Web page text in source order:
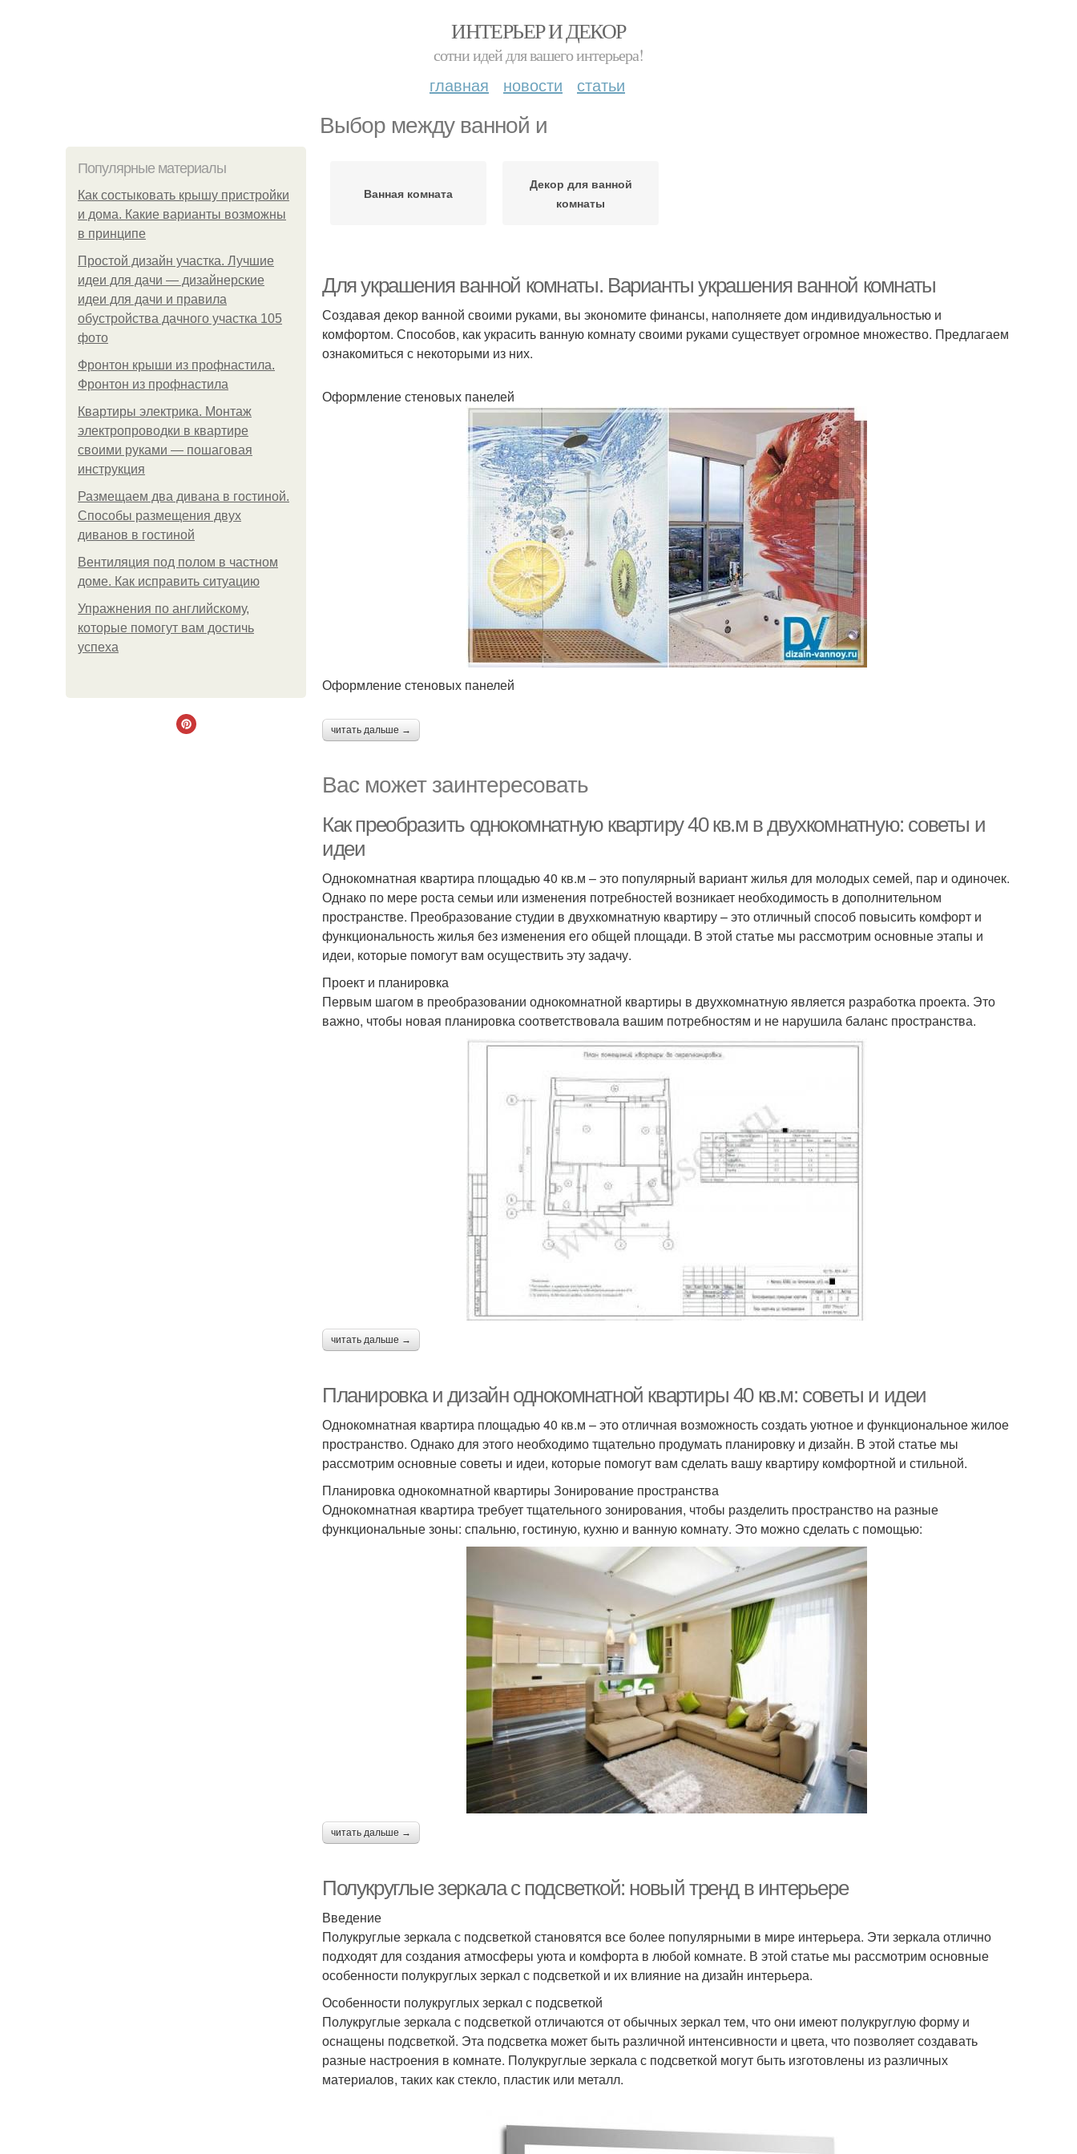
ИНТЕРЬЕР И ДЕКОР
сотни идей для вашего интерьера!
главная новости статьи
Выбор между ванной и
Популярные материалы
Как состыковать крышу пристройки
и дома. Какие варианты возможны
в принципе
Простой дизайн участка. Лучшие
идеи для дачи — дизайнерские
идеи для дачи и правила
обустройства дачного участка 105
фото
Фронтон крыши из профнастила.
Фронтон из профнастила
Квартиры электрика. Монтаж
электропроводки в квартире
своими руками — пошаговая
инструкция
Размещаем два дивана в гостиной.
Способы размещения двух
диванов в гостиной
Вентиляция под полом в частном
доме. Как исправить ситуацию
Упражнения по английскому,
которые помогут вам достичь
успеха
Ванная комната
Декор для ванной
комнаты
Для украшения ванной комнаты. Варианты украшения ванной комнаты
Создавая декор ванной своими руками, вы экономите финансы, наполняете дом индивидуальностью и
комфортом. Способов, как украсить ванную комнату своими руками существует огромное множество. Предлагаем
ознакомиться с некоторыми из них.
Оформление стеновых панелей
Оформление стеновых панелей
читать дальше →
Вас может заинтересовать
Как преобразить однокомнатную квартиру 40 кв.м в двухкомнатную: советы и
идеи
Однокомнатная квартира площадью 40 кв.м – это популярный вариант жилья для молодых семей, пар и одиночек.
Однако по мере роста семьи или изменения потребностей возникает необходимость в дополнительном
пространстве. Преобразование студии в двухкомнатную квартиру – это отличный способ повысить комфорт и
функциональность жилья без изменения его общей площади. В этой статье мы рассмотрим основные этапы и
идеи, которые помогут вам осуществить эту задачу.
Проект и планировка
Первым шагом в преобразовании однокомнатной квартиры в двухкомнатную является разработка проекта. Это
важно, чтобы новая планировка соответствовала вашим потребностям и не нарушила баланс пространства.
читать дальше →
Планировка и дизайн однокомнатной квартиры 40 кв.м: советы и идеи
Однокомнатная квартира площадью 40 кв.м – это отличная возможность создать уютное и функциональное жилое
пространство. Однако для этого необходимо тщательно продумать планировку и дизайн. В этой статье мы
рассмотрим основные советы и идеи, которые помогут вам сделать вашу квартиру комфортной и стильной.
Планировка однокомнатной квартиры Зонирование пространства
Однокомнатная квартира требует тщательного зонирования, чтобы разделить пространство на разные
функциональные зоны: спальню, гостиную, кухню и ванную комнату. Это можно сделать с помощью:
читать дальше →
Полукруглые зеркала с подсветкой: новый тренд в интерьере
Введение
Полукруглые зеркала с подсветкой становятся все более популярными в мире интерьера. Эти зеркала отлично
подходят для создания атмосферы уюта и комфорта в любой комнате. В этой статье мы рассмотрим основные
особенности полукруглых зеркал с подсветкой и их влияние на дизайн интерьера.
Особенности полукруглых зеркал с подсветкой
Полукруглые зеркала с подсветкой отличаются от обычных зеркал тем, что они имеют полукруглую форму и
оснащены подсветкой. Эта подсветка может быть различной интенсивности и цвета, что позволяет создавать
разные настроения в комнате. Полукруглые зеркала с подсветкой могут быть изготовлены из различных
материалов, таких как стекло, пластик или металл.